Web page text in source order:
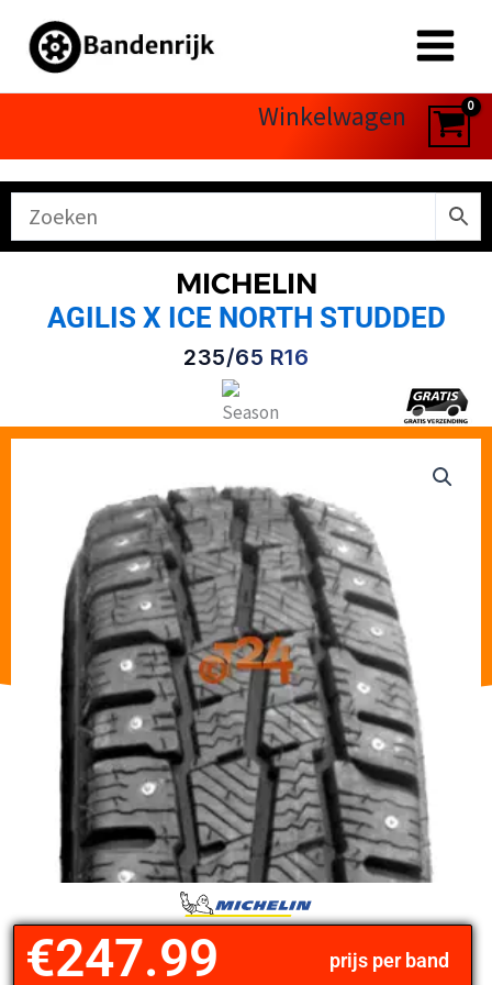
naar
Winkelwagen
MICHELIN
AGILIS X ICE NORTH STUDDED
235/65 R16
prijs per band
€247.99